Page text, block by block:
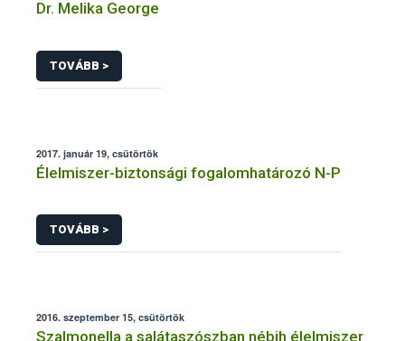
Dr. Melika George
TOVÁBB >
2017. január 19, csütörtök
Élelmiszer-biztonsági fogalomhatározó N-P
TOVÁBB >
2016. szeptember 15, csütörtök
Szalmonella a salátaszószban nébih élelmiszer